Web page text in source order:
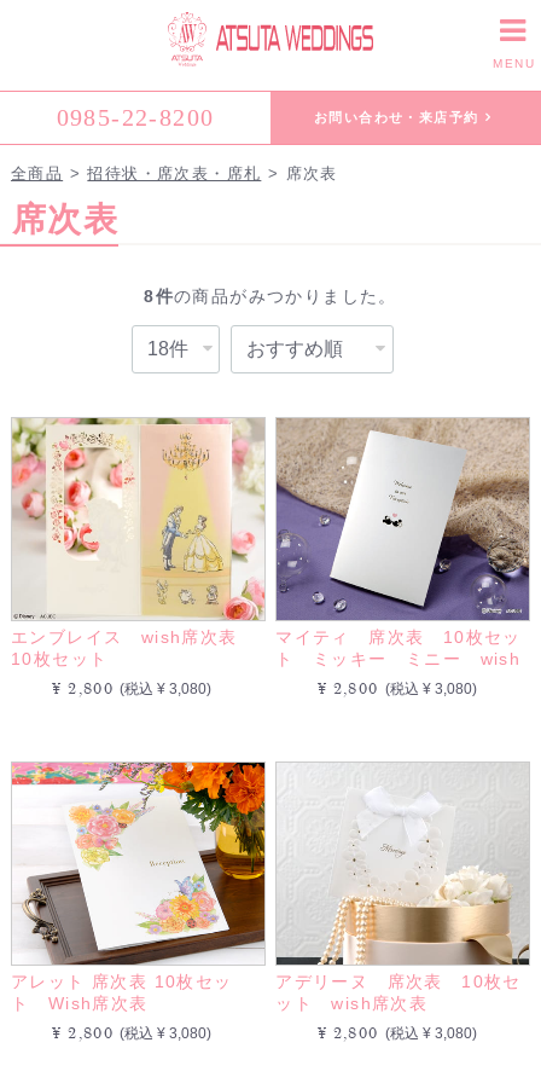
0985-22-8200 お問い合わせ・来店予約
MENU
全商品 >招待状・席次表・席札 > 席次表
席次表
8件の商品がみつかりました。
エンブレイス wish席次表
10枚セット
¥ 2,800 (税込 ¥ 3,080)
マイティ 席次表 10枚セッ
ト ミッキー ミニー wish
¥ 2,800 (税込 ¥ 3,080)
アレット 席次表 10枚セッ
ト Wish席次表
¥ 2,800 (税込 ¥ 3,080)
アデリーヌ 席次表 10枚セ
ット wish席次表
¥ 2,800 (税込 ¥ 3,080)